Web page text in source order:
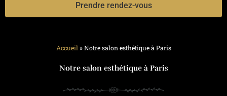
Prendre rendez-vous
Accueil»Notre salon esthétique à Paris
Notre salon esthétique à Paris